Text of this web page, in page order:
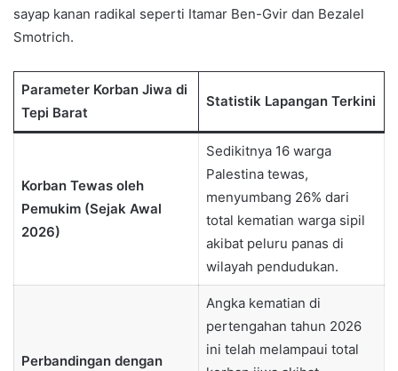
sayap kanan radikal seperti Itamar Ben-Gvir dan Bezalel
Smotrich.
Parameter Korban Jiwa di
Tepi Barat
Statistik Lapangan Terkini
Korban Tewas oleh
Pemukim (Sejak Awal
2026)
Sedikitnya 16 warga
Palestina tewas,
menyumbang 26% dari
total kematian warga sipil
akibat peluru panas di
wilayah pendudukan.
Perbandingan dengan
Angka kematian di
pertengahan tahun 2026
ini telah melampaui total